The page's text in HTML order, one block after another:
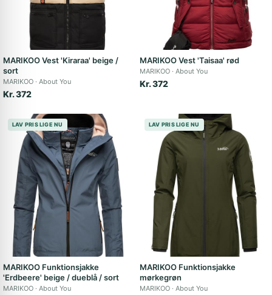
MARIKOO Vest 'Kiraraa' beige /
sort
MARIKOO About You
Kr. 372
MARIKOO Vest 'Taisaa' rød
MARIKOO About You
Kr. 372
LAV PRIS LIGE NU
MARIKOO Funktionsjakke
'Erdbeere' beige / dueblå / sort
MARIKOO About You
LAV PRIS LIGE NU
MARIKOO Funktionsjakke
mørkegrøn
MARIKOO About You